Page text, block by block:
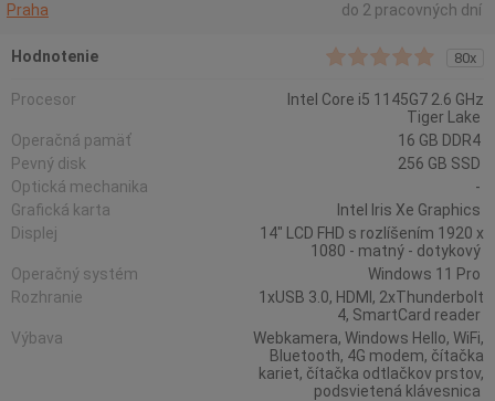
Praha
do 2 pracovných dní
Hodnotenie 80x
Procesor
Intel Core i5 1145G7 2.6 GHz
Tiger Lake
Operačná pamäť
16 GB DDR4
Pevný disk
256 GB SSD
Optická mechanika
-
Grafická karta
Intel Iris Xe Graphics
Displej
14" LCD FHD s rozlíšením 1920 x
1080 - matný - dotykový
Operačný systém
Windows 11 Pro
Rozhranie
1xUSB 3.0, HDMI, 2xThunderbolt
4, SmartCard reader
Výbava
Webkamera, Windows Hello, WiFi,
Bluetooth, 4G modem, čítačka
kariet, čítačka odtlačkov prstov,
podsvietená klávesnica